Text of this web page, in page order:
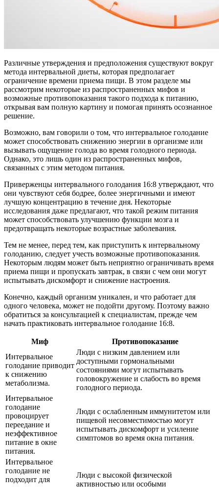
Различные утверждения и предположения существуют вокруг
метода интервальной диеты, которая предполагает
ограничение времени приема пищи. В этом разделе мы
рассмотрим некоторые из распространенных мифов и
возможные противопоказания такого подхода к питанию,
открывая вам полную картину и помогая принять осознанное
решение.
Возможно, вам говорили о том, что интервальное голодание
может способствовать снижению энергии в организме или
вызывать ощущение голода во время голодного периода.
Однако, это лишь один из распространенных мифов,
связанных с этим методом питания.
Приверженцы интервального голодания 16:8 утверждают, что
они чувствуют себя бодрее, более энергичными и имеют
лучшую концентрацию в течение дня. Некоторые
исследования даже предлагают, что такой режим питания
может способствовать улучшению функции мозга и
предотвращать некоторые возрастные заболевания.
Тем не менее, перед тем, как приступить к интервальному
голоданию, следует учесть возможные противопоказания.
Некоторым людям может быть неприятно ограничивать время
приема пищи и пропускать завтрак, в связи с чем они могут
испытывать дискомфорт и снижение настроения.
Конечно, каждый организм уникален, и что работает для
одного человека, может не подойти другому. Поэтому важно
обратиться за консультацией к специалистам, прежде чем
начать практиковать интервальное голодание 16:8.
Миф
Противопоказание
Интервальное
голодание приводит
к снижению
метаболизма.
Люди с низким давлением или
доступными гормональными
состояниями могут испытывать
головокружение и слабость во время
голодного периода.
Интервальное
голодание
провоцирует
переедание и
неэффективное
питание в окне
питания.
Люди с ослабленным иммунитетом или
пищевой несовместимостью могут
испытывать дискомфорт и усиление
симптомов во время окна питания.
Интервальное
голодание не
подходит для
Люди с высокой физической
активностью или особыми